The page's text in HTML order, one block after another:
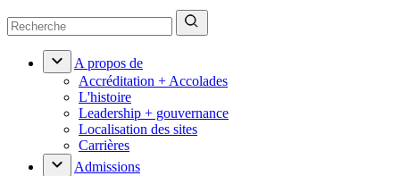
A propos de
Accréditation + Accolades
L'histoire
Leadership + gouvernance
Localisation des sites
Carrières
Admissions